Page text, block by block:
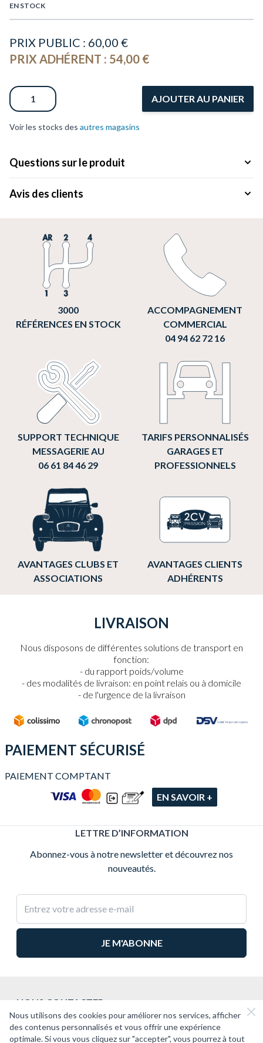
Nous utilisons des cookies pour améliorer nos services, afficher
des contenus personnalisés et vous offrir une expérience
optimale. Si vous vous cliquez sur "accepter", vous pourrez à tout
EN STOCK
PRIX PUBLIC : 60,00 €
PRIX ADHÉRENT : 54,00 €
Quantité
AJOUTER AU PANIER
Voir les stocks des autres magasins
Questions sur le produit
Avis des clients
3000
RÉFÉRENCES EN STOCK
ACCOMPAGNEMENT
COMMERCIAL
04 94 62 72 16
SUPPORT TECHNIQUE
MESSAGERIE AU
06 61 84 46 29
TARIFS PERSONNALISÉS
GARAGES ET
PROFESSIONNELS
AVANTAGES CLUBS ET
ASSOCIATIONS
AVANTAGES CLIENTS
ADHÉRENTS
LIVRAISON
Nous disposons de différentes solutions de transport en
fonction:
du rapport poids/volume
des modalités de livraison: en point relais ou à domicile
de l'urgence de la livraison
PAIEMENT SÉCURISÉ
PAIEMENT COMPTANT
EN SAVOIR +
LETTRE D’INFORMATION
Abonnez-vous à notre newsletter et découvrez nos
nouveautés.
Adresse e-mail
NOUS CONTACTER
2CV PASSION